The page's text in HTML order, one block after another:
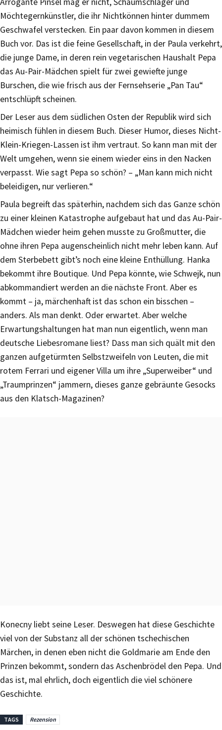
Möchtegernkünstler, die ihr Nichtkönnen hinter dummem
Geschwafel verstecken. Ein paar davon kommen in diesem
Buch vor. Das ist die feine Gesellschaft, in der Paula verkehrt,
die junge Dame, in deren rein vegetarischen Haushalt Pepa
das Au-Pair-Mädchen spielt für zwei gewiefte junge
Burschen, die wie frisch aus der Fernsehserie „Pan Tau“
entschlüpft scheinen.
Der Leser aus dem südlichen Osten der Republik wird sich
heimisch fühlen in diesem Buch. Dieser Humor, dieses Nicht-
Klein-Kriegen-Lassen ist ihm vertraut. So kann man mit der
Welt umgehen, wenn sie einem wieder eins in den Nacken
verpasst. Wie sagt Pepa so schön? – „Man kann mich nicht
beleidigen, nur verlieren.“
Paula begreift das späterhin, nachdem sich das Ganze schön
zu einer kleinen Katastrophe aufgebaut hat und das Au-Pair-
Mädchen wieder heim gehen musste zu Großmutter, die
ohne ihren Pepa augenscheinlich nicht mehr leben kann. Auf
dem Sterbebett gibt’s noch eine kleine Enthüllung. Hanka
bekommt ihre Boutique. Und Pepa könnte, wie Schwejk, nun
abkommandiert werden an die nächste Front. Aber es
kommt – ja, märchenhaft ist das schon ein bisschen –
anders. Als man denkt. Oder erwartet. Aber welche
Erwartungshaltungen hat man nun eigentlich, wenn man
deutsche Liebesromane liest? Dass man sich quält mit den
ganzen aufgetürmten Selbstzweifeln von Leuten, die mit
rotem Ferrari und eigener Villa um ihre „Superweiber“ und
„Traumprinzen“ jammern, dieses ganze gebräunte Gesocks
aus den Klatsch-Magazinen?
Konecny liebt seine Leser. Deswegen hat diese Geschichte
viel von der Substanz all der schönen tschechischen
Märchen, in denen eben nicht die Goldmarie am Ende den
Prinzen bekommt, sondern das Aschenbrödel den Pepa. Und
das ist, mal ehrlich, doch eigentlich die viel schönere
Geschichte.
TAGS Rezension